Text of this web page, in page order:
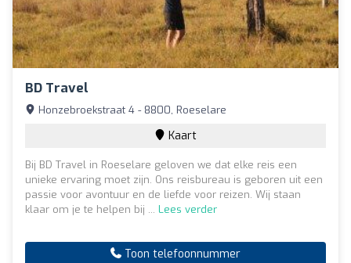
BD Travel
Honzebroekstraat 4 - 8800, Roeselare
Kaart
Bij BD Travel in Roeselare geloven we dat elke reis een
unieke ervaring moet zijn. Ons reisbureau is geboren uit een
passie voor avontuur en de liefde voor reizen. Wij staan
klaar om je te helpen bij ... Lees verder
Toon telefoonnummer